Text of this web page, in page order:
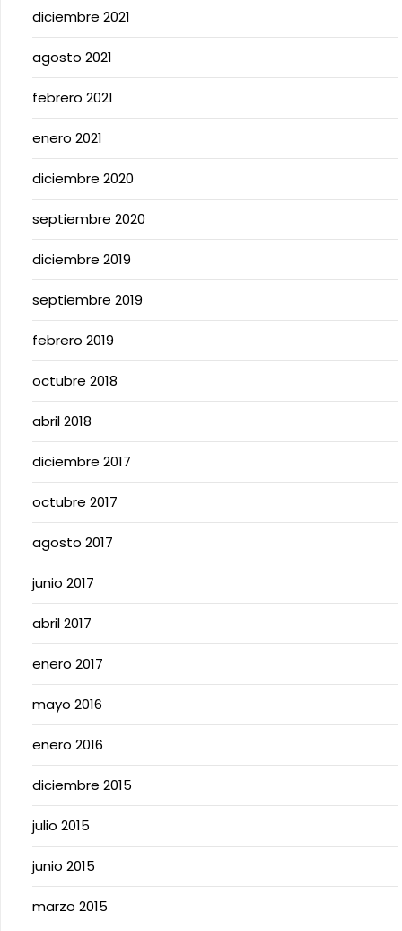
diciembre 2021
agosto 2021
febrero 2021
enero 2021
diciembre 2020
septiembre 2020
diciembre 2019
septiembre 2019
febrero 2019
octubre 2018
abril 2018
diciembre 2017
octubre 2017
agosto 2017
junio 2017
abril 2017
enero 2017
mayo 2016
enero 2016
diciembre 2015
julio 2015
junio 2015
marzo 2015